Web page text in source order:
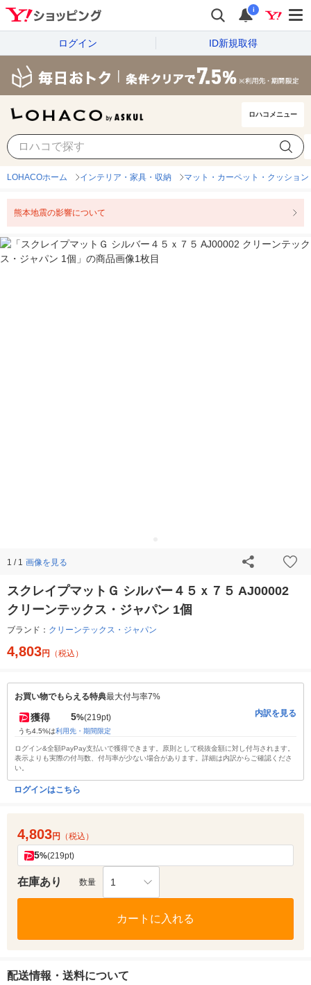
i
ログイン ID新規取得
ロハコメニュー
LOHACOホーム インテリア・家具・収納 マット・カーペット・クッション
熊本地震の影響について
1 / 1 画像を見る
スクレイプマットＧ シルバー４５ｘ７５ AJ00002
クリーンテックス・ジャパン 1個
ブランド： クリーンテックス・ジャパン
4,803円 （税込）
お買い物でもらえる特典最大付与率7%
獲得 5%(219pt)
うち4.5%は利用先・期間限定
内訳を見る
ログイン&全額PayPay支払いで獲得できます。原則として税抜金額に対し付与されます。
表示よりも実際の付与数、付与率が少ない場合があります。詳細は内訳からご確認くださ
い。
ログインはこちら
4,803円 （税込）
5%(219pt)
在庫あり 数量 1
カートに入れる
配送情報・送料について